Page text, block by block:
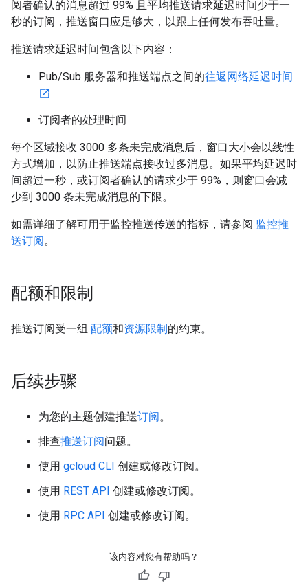
阅者确认的消息超过 99% 且平均推送请求延迟时间少于一
秒的订阅，推送窗口应足够大，以跟上任何发布吞吐量。
推送请求延迟时间包含以下内容：
Pub/Sub 服务器和推送端点之间的往返网络延迟时间
订阅者的处理时间
每个区域接收 3000 多条未完成消息后，窗口大小会以线性
方式增加，以防止推送端点接收过多消息。如果平均延迟时
间超过一秒，或订阅者确认的请求少于 99%，则窗口会减
少到 3000 条未完成消息的下限。
如需详细了解可用于监控推送传送的指标，请参阅 监控推
送订阅。
配额和限制
推送订阅受一组 配额和资源限制的约束。
后续步骤
为您的主题创建推送订阅。
排查推送订阅问题。
使用 gcloud CLI 创建或修改订阅。
使用 REST API 创建或修改订阅。
使用 RPC API 创建或修改订阅。
该内容对您有帮助吗？